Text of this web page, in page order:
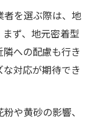
者を選ぶ際は、地
ず、地元密着型
への配慮も行き
対応が期待でき
や黄砂の影響、